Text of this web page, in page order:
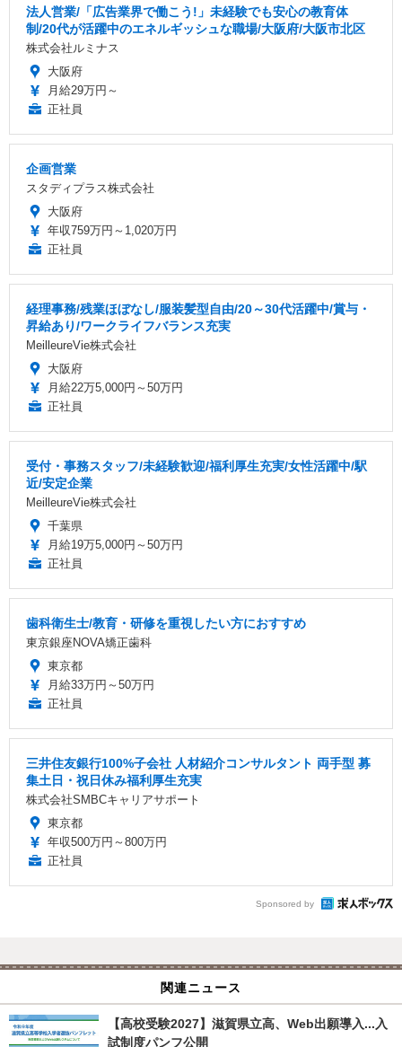
法人営業/「広告業界で働こう!」未経験でも安心の教育体
制/20代が活躍中のエネルギッシュな職場/大阪府/大阪市北区
株式会社ルミナス
大阪府
月給29万円～
正社員
企画営業
スタディプラス株式会社
大阪府
年収759万円～1,020万円
正社員
経理事務/残業ほぼなし/服装髪型自由/20～30代活躍中/賞与・
昇給あり/ワークライフバランス充実
MeilleureVie株式会社
大阪府
月給22万5,000円～50万円
正社員
受付・事務スタッフ/未経験歓迎/福利厚生充実/女性活躍中/駅
近/安定企業
MeilleureVie株式会社
千葉県
月給19万5,000円～50万円
正社員
歯科衛生士/教育・研修を重視したい方におすすめ
東京銀座NOVA矯正歯科
東京都
月給33万円～50万円
正社員
三井住友銀行100%子会社 人材紹介コンサルタント 両手型 募
集土日・祝日休み福利厚生充実
株式会社SMBCキャリアサポート
東京都
年収500万円～800万円
正社員
Sponsored by
関連ニュース
【高校受験2027】滋賀県立高、Web出願導入...入
試制度パンフ公開